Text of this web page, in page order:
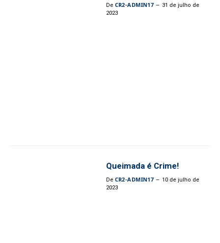
De CR2-ADMIN17
31 de julho de
2023
Queimada é Crime!
De CR2-ADMIN17
10 de julho de
2023